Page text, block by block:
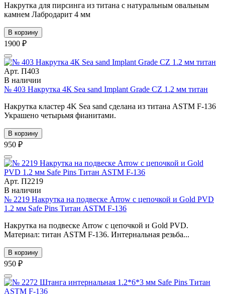
Накрутка для пирсинга из титана c натуральным овальным
камнем Лабродарит 4 мм
В корзину
1900 ₽
Арт. П403
В наличии
№ 403 Накрутка 4К Sea sand Implant Grade CZ 1.2 мм титан
Накрутка кластер 4K Sea sand сделана из титана ASTM F-136
Украшено четырьмя фианитами.
В корзину
950 ₽
Арт. П2219
В наличии
№ 2219 Накрутка на подвеске Arrow с цепочкой и Gold PVD
1.2 мм Safe Pins Титан ASTM F-136
Накрутка на подвеске Arrow с цепочкой и Gold PVD.
Материал: титан ASTM F-136. Интернальная резьба...
В корзину
950 ₽